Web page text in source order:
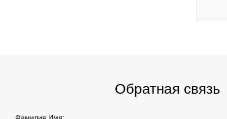
Обратная связь
Фамилия Имя: